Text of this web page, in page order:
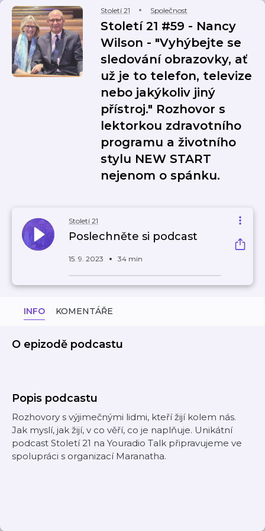
Století 21 Společnost
Století 21 #59 - Nancy
Wilson - "Vyhýbejte se
sledování obrazovky, ať
už je to telefon, televize
nebo jakýkoliv jiný
přístroj." Rozhovor s
lektorkou zdravotního
programu a životního
stylu NEW START
nejenom o spánku.
Století 21
Poslechněte si podcast
15. 9. 2023 34 min
INFO KOMENTÁŘE
O epizodě podcastu
Popis podcastu
Rozhovory s výjimečnými lidmi, kteří žijí kolem nás.
Jak myslí, jak žijí, v co věří, co je naplňuje. Unikátní
podcast Století 21 na Youradio Talk připravujeme ve
spolupráci s organizací Maranatha.